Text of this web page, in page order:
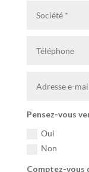
Pensez-vous
Oui
Non
Comptez-vous